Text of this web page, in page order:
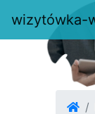
wizytówka-